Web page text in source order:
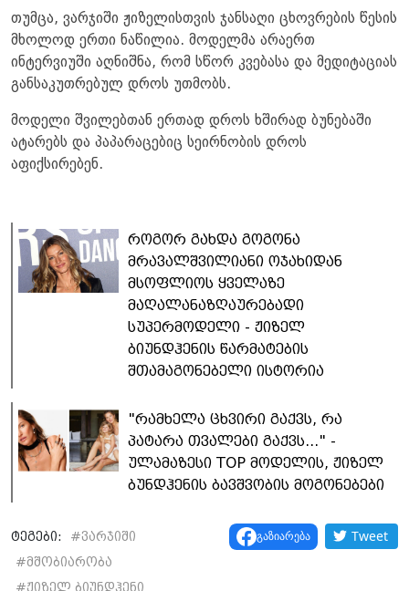
თუმცა, ვარჯიში ჟიზელისთვის ჯანსაღი ცხოვრების წესის
მხოლოდ ერთი ნაწილია. მოდელმა არაერთ
ინტერვიუში აღნიშნა, რომ სწორ კვებასა და მედიტაციას
განსაკუთრებულ დროს უთმობს.
მოდელი შვილებთან ერთად დროს ხშირად ბუნებაში
ატარებს და პაპარაცებიც სეირნობის დროს
აფიქსირებენ.
როგორ გახდა გოგონა
მრავალშვილიანი ოჯახიდან
მსოფლიოს ყველაზე
მაღალანაზღაურებადი
სუპერმოდელი - ჟიზელ
ბიუნდჰენის წარმატების
შთამაგონებელი ისტორია
"რამხელა ცხვირი გაქვს, რა
პატარა თვალები გაქვს..." -
ულამაზესი TOP მოდელის, ჟიზელ
ბუნდჰენის ბავშვობის მოგონებები
ტეგები: #ვარჯიში
#მშობიარობა
#ჟიზელ ბიუნდჰენი
გაზიარება Tweet